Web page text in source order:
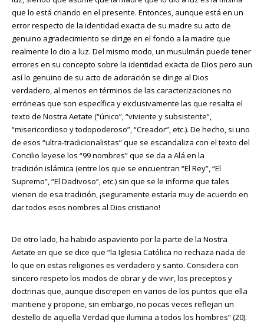
que lo está criando en el presente. Entonces, aunque está en un
error respecto de la identidad exacta de su madre su acto de
genuino agradecimiento se dirige en el fondo a la madre que
realmente lo dio a luz. Del mismo modo, un musulmán puede tener
errores en su concepto sobre la identidad exacta de Dios pero aun
así lo genuino de su acto de adoración se dirige al Dios
verdadero, al menos en términos de las caracterizaciones no
erróneas que son específica y exclusivamente las que resalta el
texto de Nostra Aetate (“único”, “viviente y subsistente”,
“misericordioso y todopoderoso”, “Creador”, etc.). De hecho, si uno
de esos “ultra-tradicionalistas” que se escandaliza con el texto del
Concilio leyese los “99 nombres” que se da a Alá en la
tradición islámica (entre los que se encuentran “El Rey”, “El
Supremo”, “El Dadivoso”, etc.) sin que se le informe que tales
vienen de esa tradición, ¡seguramente estaría muy de acuerdo en
dar todos esos nombres al Dios cristiano!
De otro lado, ha habido aspaviento por la parte de la Nostra
Aetate en que se dice que “la Iglesia Católica no rechaza nada de
lo que en estas religiones es verdadero y santo. Considera con
sincero respeto los modos de obrar y de vivir, los preceptos y
doctrinas que, aunque discrepen en varios de los puntos que ella
mantiene y propone, sin embargo, no pocas veces reflejan un
destello de aquella Verdad que ilumina a todos los hombres” (20).